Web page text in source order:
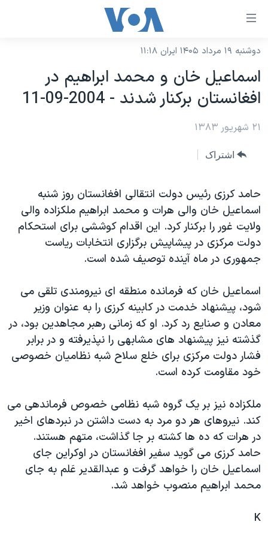
لینکهای
دسترسی
جهش
به
محتوای
اصلی
اصلی
جهش
به
جستجو
نسخه سبک وب‌سایت
موضوع ها
ایران
آمریکا
ورزشی
گزیده‌ها
ویژه برنامه‌ها
ویدیوها
حقوق شهروندی
اقتصادی
علم و فناوری
اسرائیل در جنگ
آرشیو پخش زنده
برنامه های تلویزیونی
جدول برنامه ها
جام جهانی ۲۰۲۶
عملیات خشم حماسی
بایگانی برنامه‌های تلویزیونی
انتخابات ریاست جمهوری آمریکا ۲۰۲۴
حمله جمهوری اسلامی به اسرائیل
رمز مهسا
ورزش زنان در ایران
مجموعه مستندهای دادخواهی
تریبونال مردمی آبان ۹۸
دادگاه حمید نوری
چهل سال گروگان‌گیری
قانون شفافیت دارائی کادر رهبری ایران
فرکانس‌های صدای آمریکا
پخش رادیویی
یادگیری زبان انگلیسی
زبانهای مختلف
دوشنبه ۱۹ مرداد ۱۴۰۵ ایران ۱۱:۱۸
اسماعيل خان و محمد ابراهيم در
افغانستان برکنار شدند - 2004-09-11
۲۱ شهریور ۱۳۸۳
اشتراک
حامد کرزی رئيس دولت انتقالی افغانستان روز شنبه
اسماعيل خان والی هرات و محمد ابراهيم ملکزاده والی
ولايت غور را برکنار کرد. اين اقدام کوششی برای استحکام
دولت مرکزی در پيشاپيش برگزاری انتخابات رياست
جمهوری در ماه آينده توصيف شده است.
اسماعيل خان که فرمانده منطقه ای نيرومندی تلقی می
شود، پيشنهاد خدمت در کابينه کرزی را به عنوان وزير
معادن و صنايع رد کرد. او که زمانی رهبر مجاهدين بود، در
گذشته نيز پيشنهاد های مشابهی را نپذيرفته و در برابر
فشار دولت مرکزی برای خلع سلاح شبه نظاميان خصوصی
خود مقاومت کرده است.
ملکزاده نيز بر يک گروه شبه نظامی خصوص فرماندهی می
کند. نيروهای هر دو مرد به دست داشتن در نبردهای اخير
در هرات که ده ها کشته بر جا گذاشت، متهم هستند.
حامد کرزی می گويد سفير افغانستان در اوکراين جای
اسماعيل خان را خواهد گرفت و عبدالقدير عَلم به جای
محمد ابراهيم منصوب خواهد شد.
K